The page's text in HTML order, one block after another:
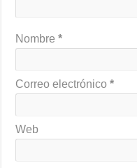
Nombre*
Correo electrónico*
Web